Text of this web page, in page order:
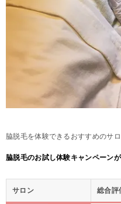
脇脱毛を体験できるおすすめのサ
脇脱毛のお試し体験キャンペーン
サロン 総合評